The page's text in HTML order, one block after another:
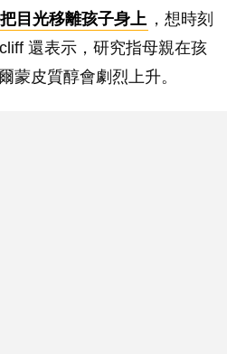
目光移離孩子身上 ，想時刻
還表示，研究指母親在孩
蒙皮質醇會劇烈上升。